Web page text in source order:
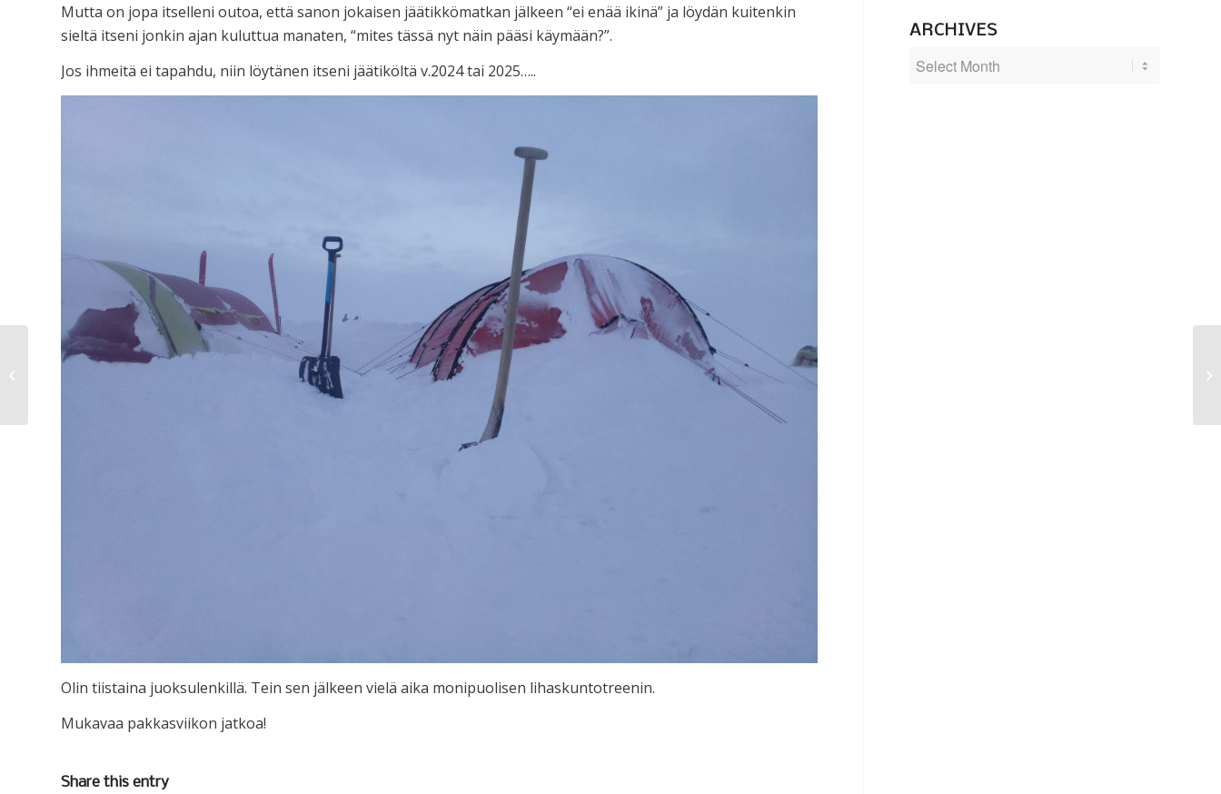
Mutta on jopa itselleni outoa, että sanon jokaisen jäätikkömatkan jälkeen “ei enää ikinä” ja löydän kuitenkin
sieltä itseni jonkin ajan kuluttua manaten, “mites tässä nyt näin pääsi käymään?”.
Jos ihmeitä ei tapahdu, niin löytänen itseni jäätiköltä v.2024 tai 2025…..
Olin tiistaina juoksulenkillä. Tein sen jälkeen vielä aika monipuolisen lihaskuntotreenin.
Mukavaa pakkasviikon jatkoa!
Share this entry
ARCHIVES